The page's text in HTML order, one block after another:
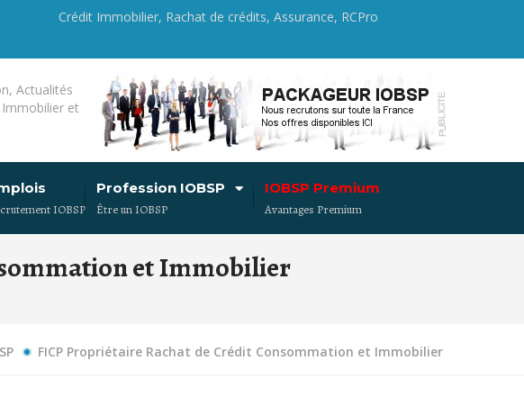
Crédit Immobilier, Rachat de crédits, Assurance, RCPro
Actualités
et
IOBSP
Profession IOBSP
Être un IOBSP
IOBSP Premium
Avantages Premium
et Immobilier
FICP Propriétaire Rachat de Crédit Consommation et Immobilier